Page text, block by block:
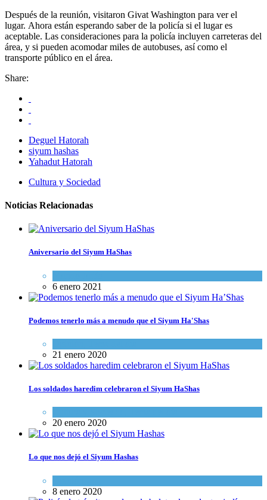
Después de la reunión, visitaron Givat Washington para ver el
lugar. Ahora están esperando saber de la policía si el lugar es
aceptable. Las consideraciones para la policía incluyen carreteras del
área, y si pueden acomodar miles de autobuses, así como el
transporte público en el área.
Share:
Deguel Hatorah
siyum hashas
Yahadut Hatorah
Cultura y Sociedad
Noticias Relacionadas
Aniversario del Siyum HaShas
6 enero 2021
Podemos tenerlo más a menudo que el Siyum Ha'Shas
21 enero 2020
Los soldados haredim celebraron el Siyum HaShas
20 enero 2020
Lo que nos dejó el Siyum Hashas
8 enero 2020